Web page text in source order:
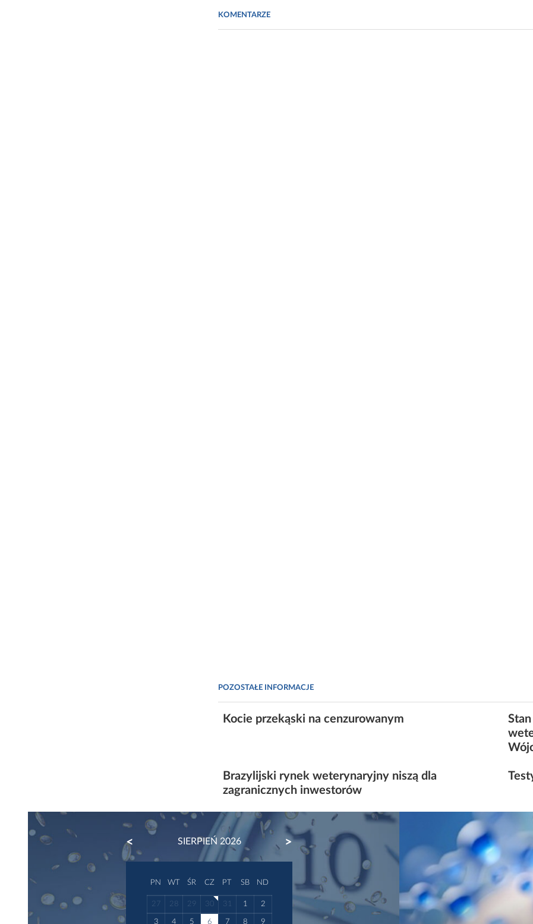
KOMENTARZE
POZOSTAŁE INFORMACJE
Kocie przekąski na cenzurowanym
Brazylijski rynek weterynaryjny niszą dla
zagranicznych inwestorów
SIERPIEŃ 2026
PREVIOUS NEXT
PN WT ŚR CZ PT SB ND
27 28 29 30 31 1 2
3 4 5 6 7 8 9